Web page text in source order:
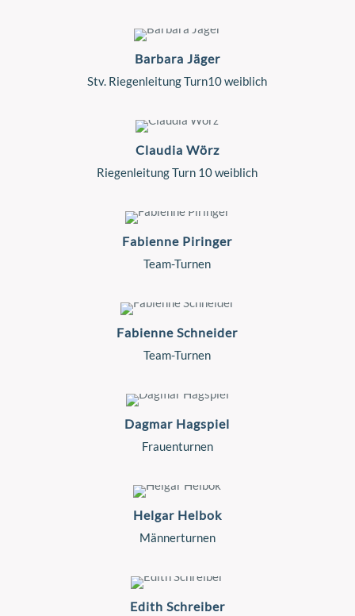
Barbara Jäger
Stv. Riegenleitung Turn10 weiblich
Claudia Wörz
Riegenleitung Turn 10 weiblich
Fabienne Piringer
Team-Turnen
Fabienne Schneider
Team-Turnen
Dagmar Hagspiel
Frauenturnen
Helgar Helbok
Männerturnen
Edith Schreiber